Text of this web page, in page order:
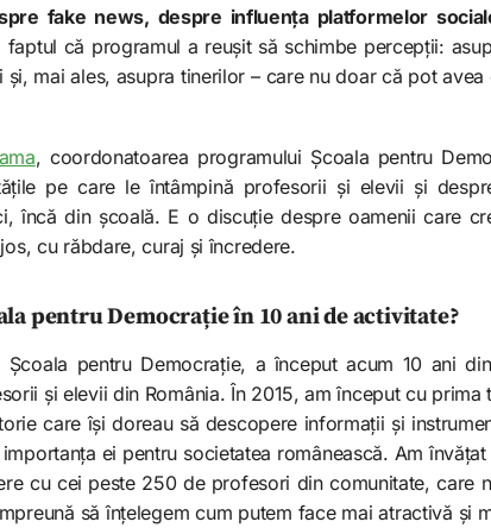
fake news, despre influența platformelor
că programul a reușit să schimbe percepții:
și, mai ales, asupra tinerilor – care nu doar că pot
, coordonatoarea programului Școala pentru
pe care le întâmpină profesorii și elevii și
încă din școală. E o discuție despre oamenii care
cu răbdare, curaj și încredere.
pentru Democrație în 10 ani de activitate?
Școala pentru Democrație, a început acum 10 ani
și elevii din România. În 2015, am început cu prima
care își doreau să descopere informații și
ei pentru societatea românească. Am
cu cei peste 250 de profesori din comunitate, care
să înțelegem cum putem face mai atractivă și